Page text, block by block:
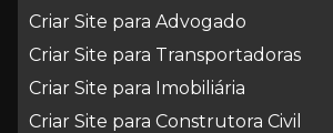
Criar Site para Advogado
Criar Site para Transportadoras
Criar Site para Imobiliária
Criar Site para Construtora Civil